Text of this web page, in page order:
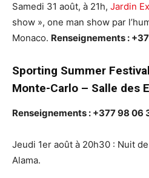
Samedi 31 août, à 21h, Jardin
show », one man show par
Monaco. Renseignements :
Sporting Summer
Monte-Carlo – Salle des
Renseignements : +377 98 06
Jeudi 1er août à 20h30 : Nuit
Alama.